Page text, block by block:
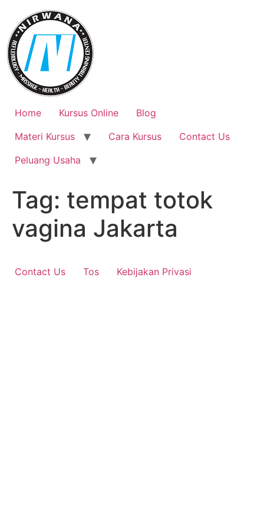
content
Home Kursus Online
Blog
Materi Kursus
Cara Kursus
Contact Us
Peluang Usaha
Tag: tempat totok
vagina Jakarta
Contact Us Tos Kebijakan Privasi